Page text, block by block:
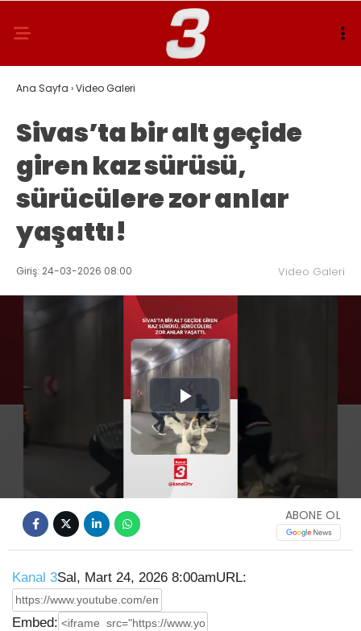
Ana Sayfa ›Video Galeri
Sivas’ta bir alt geçide
giren kaz sürüsü,
sürücülere zor anlar
yaşattı!
Giriş: 24-03-2026 08:00 Video Galeri
Play
Video
ABONE OL
Kanal 3Sal, Mart 24, 2026 8:00amURL:
Embed: